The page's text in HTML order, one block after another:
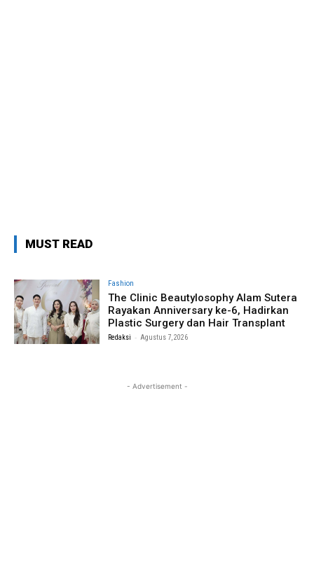
MUST READ
Fashion
The Clinic Beautylosophy Alam Sutera
Rayakan Anniversary ke-6, Hadirkan
Plastic Surgery dan Hair Transplant
Redaksi - Agustus 7, 2026
- Advertisement -